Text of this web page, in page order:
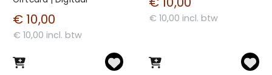
€ 10,00
€ 10,00 incl. btw
€ 10,00 incl. btw